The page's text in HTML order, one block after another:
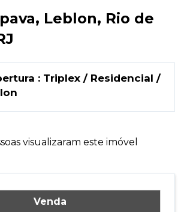
Leblon, Rio de
: Triplex / Residencial /
visualizaram este imóvel
Venda